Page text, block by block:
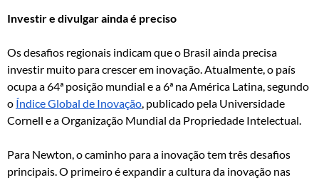
Investir e divulgar ainda é preciso
Os desafios regionais indicam que o Brasil ainda precisa
investir muito para crescer em inovação. Atualmente, o país
ocupa a 64ª posição mundial e a 6ª na América Latina, segundo
o Índice Global de Inovação , publicado pela Universidade
Cornell e a Organização Mundial da Propriedade Intelectual.
Para Newton, o caminho para a inovação tem três desafios
principais. O primeiro é expandir a cultura da inovação nas